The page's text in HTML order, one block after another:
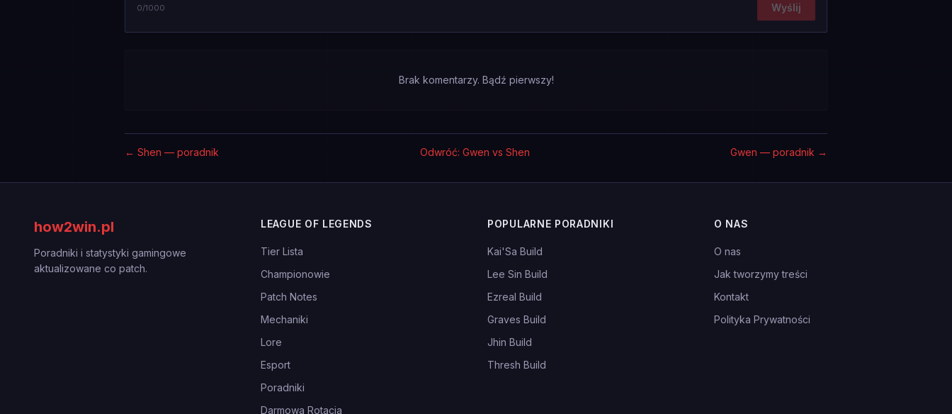
0/1000 Wyślij
Brak komentarzy. Bądź pierwszy!
← Shen — poradnik Odwróć: Gwen vs Shen Gwen — poradnik →
how2win.pl
Poradniki i statystyki gamingowe
aktualizowane co patch.
LEAGUE OF LEGENDS
Tier Lista
Championowie
Patch Notes
Mechaniki
Lore
Esport
Poradniki
Darmowa Rotacja
POPULARNE PORADNIKI
Kai'Sa Build
Lee Sin Build
Ezreal Build
Graves Build
Jhin Build
Thresh Build
O NAS
O nas
Jak tworzymy treści
Kontakt
Polityka Prywatności